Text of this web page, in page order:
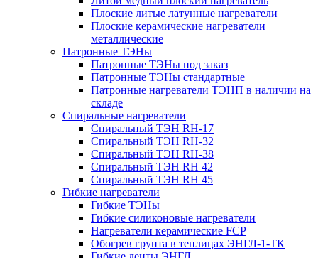
Плоские литые латунные нагреватели
Плоские керамические нагреватели
металлические
Патронные ТЭНы
Патронные ТЭНы под заказ
Патронные ТЭНы стандартные
Патронные нагреватели ТЭНП в наличии на
складе
Спиральные нагреватели
Спиральный ТЭН RH-17
Спиральный ТЭН RH-32
Спиральный ТЭН RH-38
Спиральный ТЭН RH 42
Спиральный ТЭН RH 45
Гибкие нагреватели
Гибкие ТЭНы
Гибкие силиконовые нагреватели
Нагреватели керамические FCP
Обогрев грунта в теплицах ЭНГЛ-1-ТК